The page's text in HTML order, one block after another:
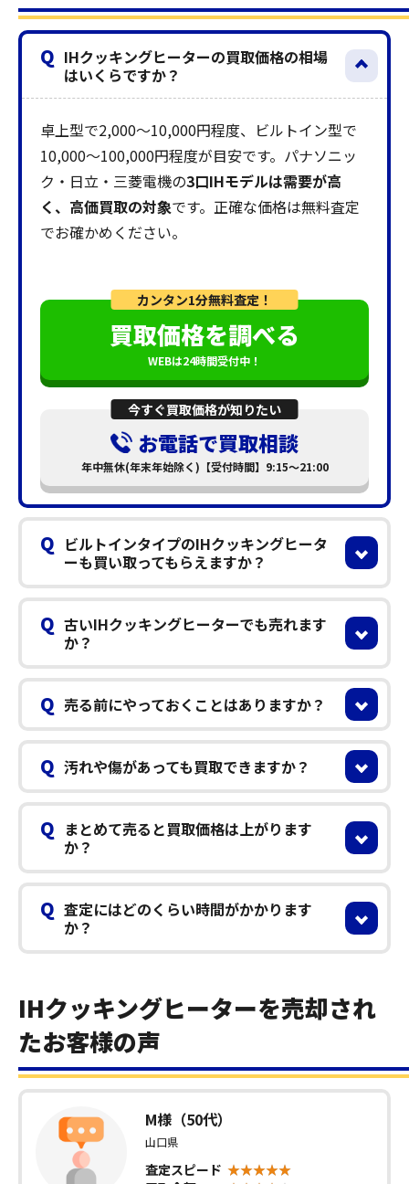
Q IHクッキングヒーターの買取価格の相場
はいくらですか？
卓上型で2,000〜10,000円程度、ビルトイン型で
10,000〜100,000円程度が目安です。パナソニッ
ク・日立・三菱電機の3口IHモデルは需要が高
く、高価買取の対象です。正確な価格は無料査定
でお確かめください。
カンタン1分無料査定！
買取価格を調べる
WEBは24時間受付中！
今すぐ買取価格が知りたい
お電話で買取相談
年中無休(年末年始除く)【受付時間】9:15～21:00
Q ビルトインタイプのIHクッキングヒータ
ーも買い取ってもらえますか？
Q 古いIHクッキングヒーターでも売れます
か？
Q 売る前にやっておくことはありますか？
Q 汚れや傷があっても買取できますか？
Q まとめて売ると買取価格は上がります
か？
Q 査定にはどのくらい時間がかかります
か？
IHクッキングヒーターを売却され
たお客様の声
M様（50代）
山口県
査定スピード